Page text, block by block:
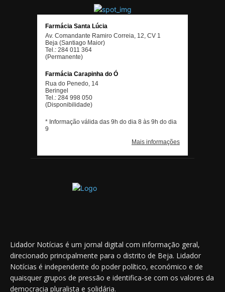
Lidador Notícias é um jornal digital com informação geral,
direcionado principalmente para o distrito de Beja. Lidador
Notícias é independente do poder político, económico e de
quaisquer grupos de pressão e identifica-se com os valores da
democracia pluralista e solidária.